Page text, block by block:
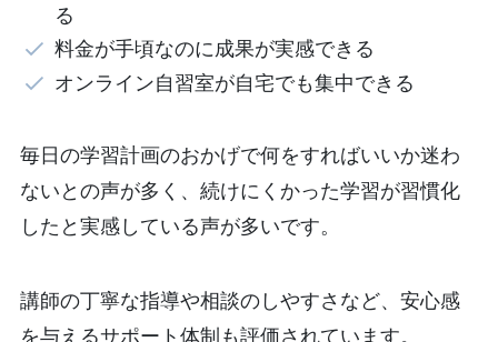
る
料金が手頃なのに成果が実感できる
オンライン自習室が自宅でも集中できる
毎日の学習計画のおかげで何をすればいいか迷わ
ないとの声が多く、続けにくかった学習が習慣化
したと実感している声が多いです。
講師の丁寧な指導や相談のしやすさなど、安心感
を与えるサポート体制も評価されています。